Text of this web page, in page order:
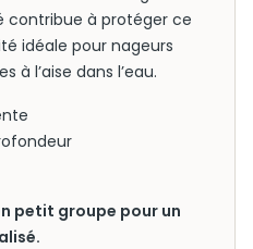
contribue à protéger ce
idéale pour nageurs
à l’aise dans l’eau.
petit groupe pour un